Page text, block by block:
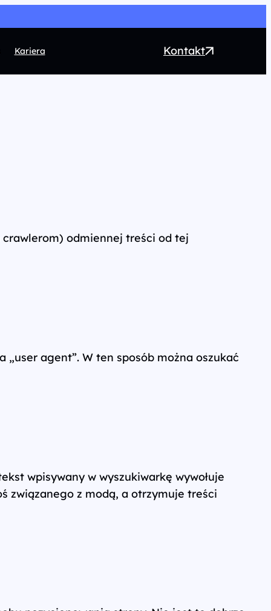
Kariera Kontakt
odmiennej treści od tej
„user agent”. W ten sposób można oszukać
wpisywany w wyszukiwarkę wywołuje
związanego z modą, a otrzymuje treści